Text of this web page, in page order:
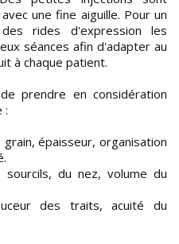
une fine aiguille. Pour un
rides d'expression les
séances afin d'adapter au
à chaque patient.
prendre en considération
:
épaisseur, organisation
du nez, volume du
des traits, acuité du